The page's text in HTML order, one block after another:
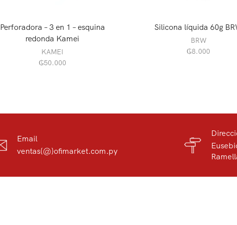
Perforadora – 3 en 1 – esquina
redonda Kamei
KAMEI
₲50.000
Silicona líquida 60g
BRW
₲8.000
Email
ventas{@}ofimarket.com.py